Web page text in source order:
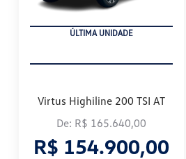
ÚLTIMA UNIDADE
Virtus Highiline 200 TSI AT
De: R$ 165.640,00
R$ 154.900,00